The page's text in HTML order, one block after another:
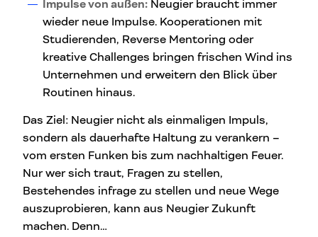
Impulse von außen: Neugier braucht immer
wieder neue Impulse. Kooperationen mit
Studierenden, Reverse Mentoring oder
kreative Challenges bringen frischen Wind ins
Unternehmen und erweitern den Blick über
Routinen hinaus.
Das Ziel: Neugier nicht als einmaligen Impuls,
sondern als dauerhafte Haltung zu verankern –
vom ersten Funken bis zum nachhaltigen Feuer.
Nur wer sich traut, Fragen zu stellen,
Bestehendes infrage zu stellen und neue Wege
auszuprobieren, kann aus Neugier Zukunft
machen. Denn…